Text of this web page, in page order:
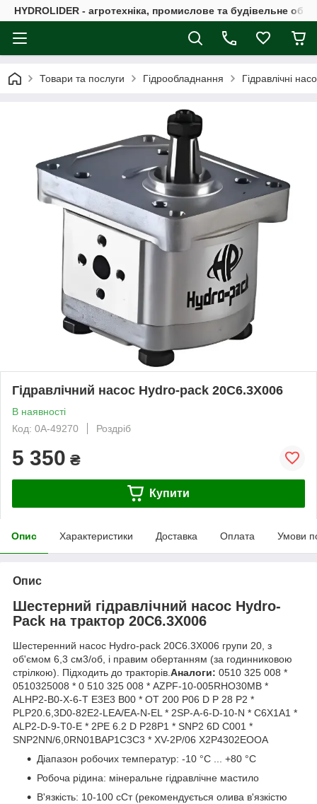
HYDROLIDER - агротехніка, промислове та будівельне
Товари та послуги Гідрообладнання Гідравлічні
Гідравлічний насос Hydro-pack 20C6.3X006
В наявності
Код: 0А-49270
Роздріб
5 350 ₴
Купити
Опис Характеристики Доставка Оплата Умови
Опис
Шестерний гідравлічний насос Hydro-
Pack на трактор 20C6.3X006
Шестеренний насос Hydro-pack 20C6.3X006 групи 20, з
об'ємом 6,3 см3/об, і правим обертанням (за годинниковою
стрілкою). Підходить до тракторів.Аналоги: 0510 325 008 *
0510325008 * 0 510 325 008 * AZPF-10-005RHO30MB *
ALHP2-B0-X-6-T E3E3 B00 * OT 200 P06 D P 28 P2 *
PLP20.6,3D0-82E2-LEA/EA-N-EL * 2SP-A-6-D-10-N * C6X1A1 *
ALP2-D-9-T0-E * 2PE 6.2 D P28P1 * SNP2 6D C001 *
SNP2NN/6,0RN01BAP1C3C3 * XV-2P/06 X2P4302EOOA
Діапазон робочих температур: -10 °C ... +80 °C
Робоча рідина: мінеральне гідравлічне мастило
В'язкість: 10-100 сСт (рекомендується олива в'язкістю